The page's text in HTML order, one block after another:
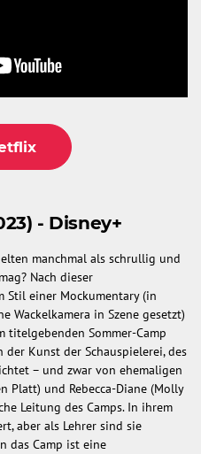
- Disney+
manchmal als schrullig und
Nach dieser
Stil einer Mockumentary (in
Wackelkamera in Szene gesetzt)
titelgebenden Sommer-Camp
Kunst der Schauspielerei, des
– und zwar von ehemaligen
Platt) und Rebecca-Diane (Molly
Leitung des Camps. In ihrem
aber als Lehrer sind sie
das Camp ist eine